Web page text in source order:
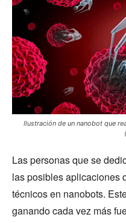
Ilustración de un nanobot que
Las personas que se
las posibles aplicaciones
técnicos en nanobots.
ganando cada vez más